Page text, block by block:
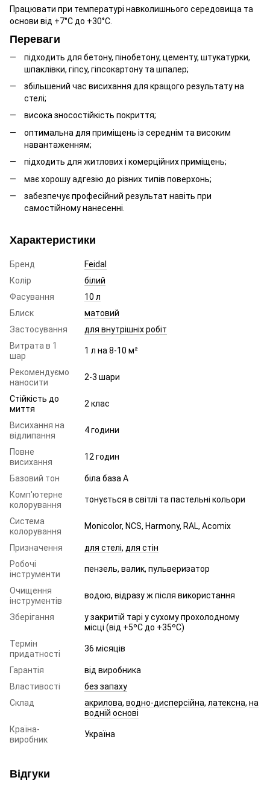
Працювати при температурі навколишнього середовища та
основи від +7°C до +30°C.
Переваги
підходить для бетону, пінобетону, цементу, штукатурки,
шпаклівки, гіпсу, гіпсокартону та шпалер;
збільшений час висихання для кращого результату на
стелі;
висока зносостійкість покриття;
оптимальна для приміщень із середнім та високим
навантаженням;
підходить для житлових і комерційних приміщень;
має хорошу адгезію до різних типів поверхонь;
забезпечує професійний результат навіть при
самостійному нанесенні.
Характеристики
Бренд
Feidal
Колір
білий
Фасування
10 л
Блиск
матовий
Застосування
для внутрішніх робіт
Витрата в 1
шар
1 л на 8-10 м²
Рекомендуємо
наносити
2-3 шари
Стійкість до
миття
2 клас
Висихання на
відлипання
4 години
Повне
висихання
12 годин
Базовий тон
біла база A
Комп'ютерне
колорування
тонується в світлі та пастельні кольори
Система
колорування
Monicolor, NCS, Harmony, RAL, Acomix
Призначення для стелі, для стін
Робочі
інструменти
пензель, валик, пульверизатор
Очищення
інструментів
водою, відразу ж після використання
Зберігання
у закритій тарі у сухому прохолодному
місці (від +5ºC до +35ºC)
Термін
придатності
36 місяців
Гарантія
від виробника
Властивості
без запаху
Склад
акрилова, водно-дисперсійна, латексна, на
водній основі
Країна-
виробник
Україна
Відгуки